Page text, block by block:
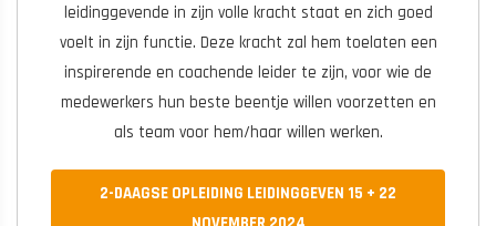
leidinggevende in zijn volle kracht staat en zich goed
voelt in zijn functie. Deze kracht zal hem toelaten een
inspirerende en coachende leider te zijn, voor wie de
medewerkers hun beste beentje willen voorzetten en
als team voor hem/haar willen werken.
2-DAAGSE OPLEIDING LEIDINGGEVEN 15 + 22